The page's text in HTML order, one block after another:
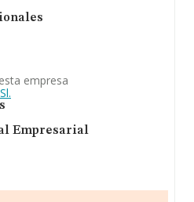
empresa
Empresarial